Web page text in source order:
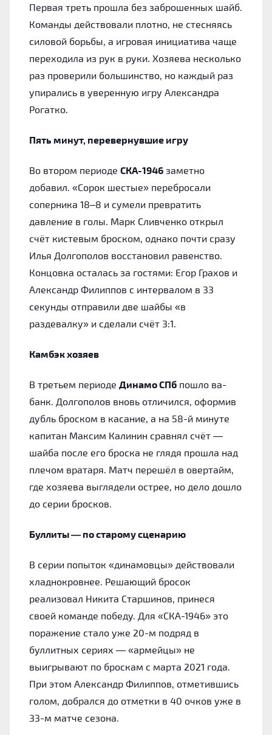
Первая треть прошла без заброшенных шайб.
Команды действовали плотно, не стесняясь
силовой борьбы, а игровая инициатива чаще
переходила из рук в руки. Хозяева несколько
раз проверили большинство, но каждый раз
упирались в уверенную игру Александра
Рогатко.
Пять минут, перевернувшие игру
Во втором периоде СКА-1946 заметно
добавил. «Сорок шестые» перебросали
соперника 18–8 и сумели превратить
давление в голы. Марк Сливченко открыл
счёт кистевым броском, однако почти сразу
Илья Долгополов восстановил равенство.
Концовка осталась за гостями: Егор Грахов и
Александр Филиппов с интервалом в 33
секунды отправили две шайбы «в
раздевалку» и сделали счёт 3:1.
Камбэк хозяев
В третьем периоде Динамо СПб пошло ва-
банк. Долгополов вновь отличился, оформив
дубль броском в касание, а на 58-й минуте
капитан Максим Калинин сравнял счёт —
шайба после его броска не глядя прошла над
плечом вратаря. Матч перешёл в овертайм,
где хозяева выглядели острее, но дело дошло
до серии бросков.
Буллиты — по старому сценарию
В серии попыток «динамовцы» действовали
хладнокровнее. Решающий бросок
реализовал Никита Старшинов, принеся
своей команде победу. Для «СКА-1946» это
поражение стало уже 20-м подряд в
буллитных сериях — «армейцы» не
выигрывают по броскам с марта 2021 года.
При этом Александр Филиппов, отметившись
голом, добрался до отметки в 40 очков уже в
33-м матче сезона.